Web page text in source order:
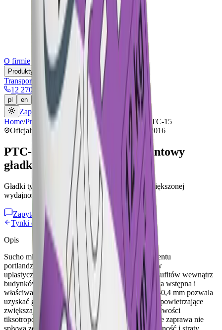
O firmie
Produkty
Transport Fundusze UE
Kontakt
12 270 00 32
pl en
Zapytaj o ofertę
Home/Produkty/Tynki cementowo wapienne
PTC-15
Oficjalny producent
PTC-15 PN-EN 998-1:2016
PTC-15 Tynk wapienno-cementowy
gładki super lekki
Gładki tynk wewnętrzny na ściany i sufity, o zwiększonej
wydajności
Zapytaj o ten produkt
30 kg
Tynki cementowo wapienne
Opis
Sucho mieszana zaprawa tynkarska na bazie cementu
portlandzkiego, piasku naturalnego oraz dodatków
uplastyczniających. Służy do tynkowania ścian i sufitów wewnątrz
budynków w systemie dwuwarstwowym: obrzutka wstępna i
właściwa warstwa tynku. Drobne uziarnienie 0,1–0,4 mm pozwala
uzyskać gładką powierzchnię, a perlit i dodatki napowietrzające
zwiększają wydajność zaprawy o ok. 40%. Właściwości
tiksotropowe sprawiają, że przy grubszym narzucie zaprawa nie
spływa ze ścian i sufitów, co ogranicza pracochłonność i straty